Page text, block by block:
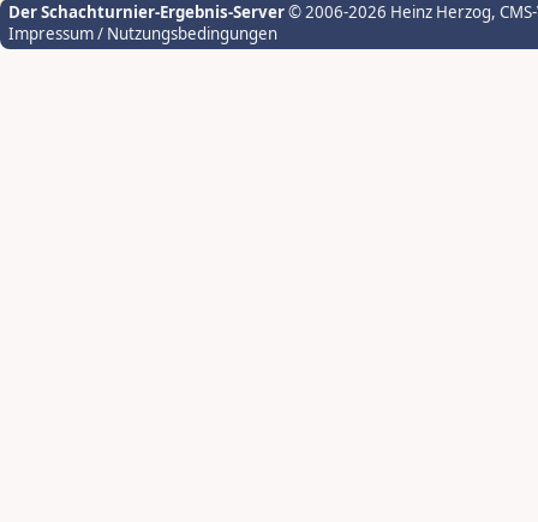
Der Schachturnier-Ergebnis-Server© 2006-2026 Heinz Herzog,
Impressum / Nutzungsbedingungen